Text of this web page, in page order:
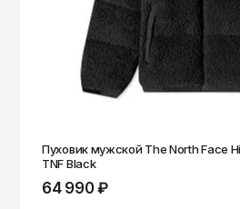
Пуховик мужской The North Face
TNF Black
64 990 ₽